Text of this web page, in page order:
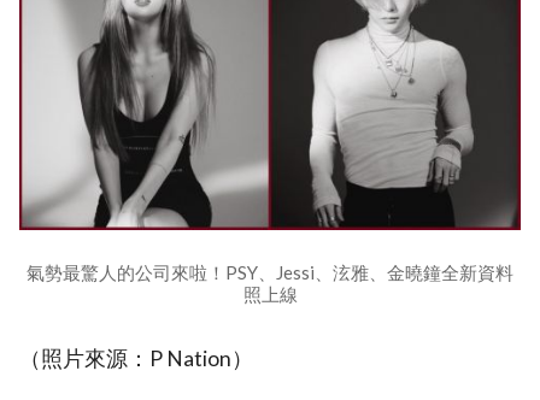
氣勢最驚人的公司來啦！PSY、Jessi、泫雅、金曉鐘全新資料
照上線
（照片來源：P Nation）